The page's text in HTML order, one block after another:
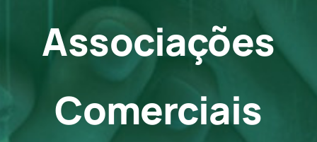
Associações
Comerciais